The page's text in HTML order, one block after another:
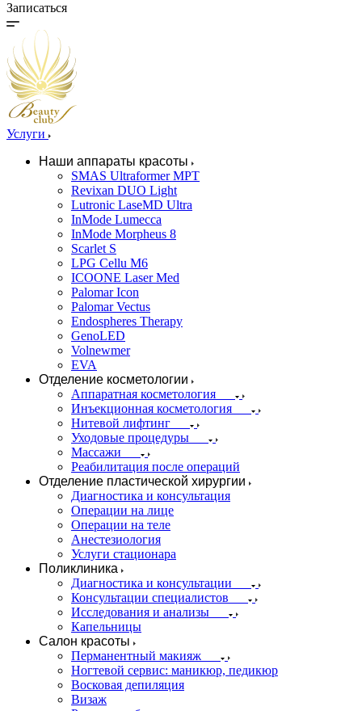
Записаться
Услуги
Наши аппараты красоты
SMAS Ultraformer MPT
Revixan DUO Light
Lutronic LaseMD Ultra
InMode Lumecca
InMode Morpheus 8
Scarlet S
LPG Cellu M6
ICOONE Laser Med
Palomar Icon
Palomar Vectus
Endospheres Therapy
GenoLED
Volnewmer
EVA
Отделение косметологии
Аппаратная косметология
Инъекционная косметология
Нитевой лифтинг
Уходовые процедуры
Массажи
Реабилитация после операций
Отделение пластической хирургии
Диагностика и консультация
Операции на лице
Операции на теле
Анестезиология
Услуги стационара
Поликлиника
Диагностика и консультации
Консультации специалистов
Исследования и анализы
Капельницы
Салон красоты
Перманентный макияж
Ногтевой сервис: маникюр, педикюр
Восковая депиляция
Визаж